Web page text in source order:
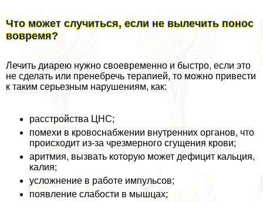
Что может случиться, если не вылечить понос
вовремя?
Лечить диарею нужно своевременно и быстро, если это
не сделать или пренебречь терапией, то можно привести
к таким серьезным нарушениям, как:
расстройства ЦНС;
помехи в кровоснабжении внутренних органов, что
происходит из-за чрезмерного сгущения крови;
аритмия, вызвать которую может дефицит кальция,
калия;
усложнение в работе импульсов;
появление слабости в мышцах;